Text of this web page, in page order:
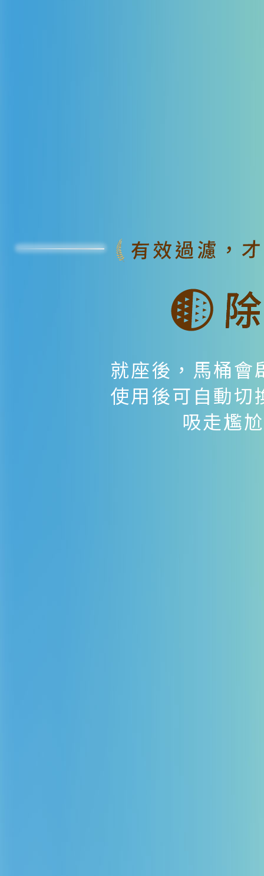
就座後，馬桶會
使用後可自動切
吸走尷